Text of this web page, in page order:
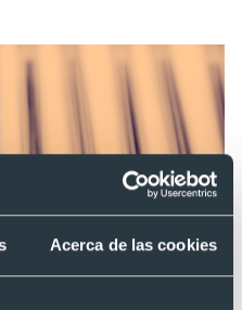
Acerca de las cookies